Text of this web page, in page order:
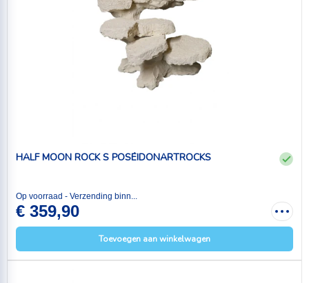
HALF MOON ROCK S POSÉIDONARTROCKS
Op voorraad - Verzending binn...
€ 359,90
Toevoegen aan winkelwagen